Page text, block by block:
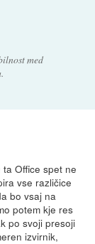
med
Office spet ne
vse različice
bo vsaj na
potem kje res
po svoji presoji
izvirnik,